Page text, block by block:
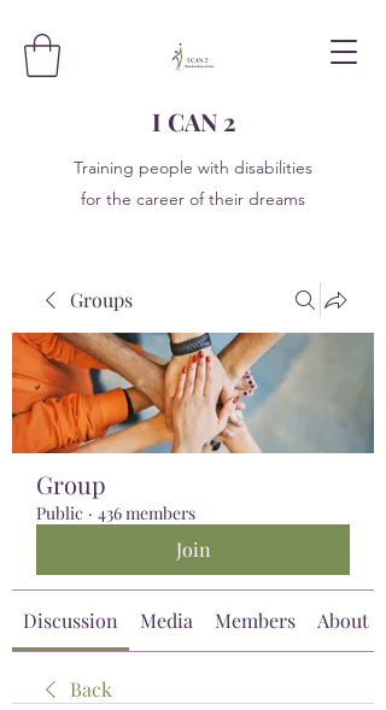
I CAN 2
Training people with disabilities
for the career of their dreams
Groups
Group
Public · 436 members
Join
Discussion Media Members About
Back